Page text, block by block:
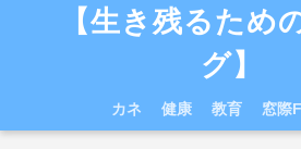
【生き残るため
グ】
カネ 健康 教育 窓際